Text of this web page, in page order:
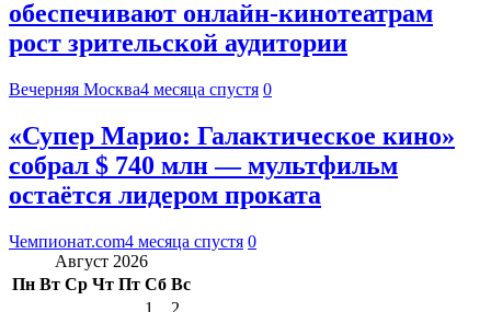
обеспечивают онлайн-кинотеатрам
рост зрительской аудитории
Вечерняя Москва4 месяца спустя 0
«Супер Марио: Галактическое кино»
собрал $ 740 млн — мультфильм
остаётся лидером проката
Чемпионат.com4 месяца спустя 0
Август 2026
Пн Вт Ср Чт Пт Сб Вс
1
2